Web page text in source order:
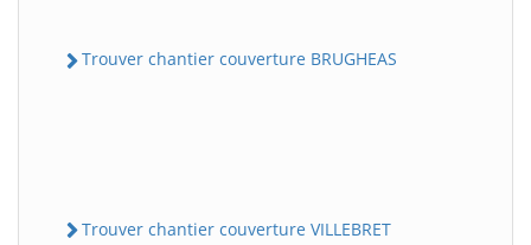
Trouver chantier couverture BRUGHEAS
Trouver chantier couverture VILLEBRET